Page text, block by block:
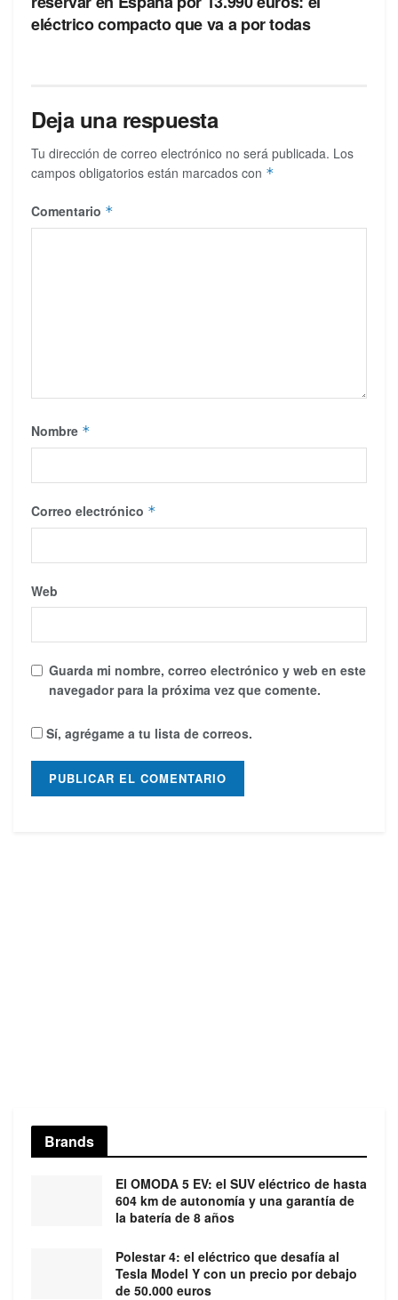
eléctrico compacto que va a por todas
Deja una respuesta
Tu dirección de correo electrónico no será publicada. Los
campos obligatorios están marcados con *
Comentario *
Nombre *
Correo electrónico *
Web
Guarda mi nombre, correo electrónico y web en este
navegador para la próxima vez que comente.
Sí, agrégame a tu lista de correos.
Brands
El OMODA 5 EV: el SUV eléctrico de hasta
604 km de autonomía y una garantía de
la batería de 8 años
Polestar 4: el eléctrico que desafía al
Tesla Model Y con un precio por debajo
de 50.000 euros